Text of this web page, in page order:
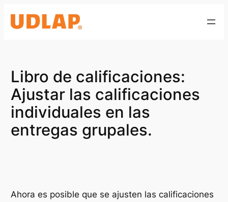
Libro de calificaciones:
Ajustar las calificaciones
individuales en las
entregas grupales.
Ahora es posible que se ajusten las calificaciones